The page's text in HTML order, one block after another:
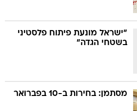
"ישראל מונעת פיתוח פלסטיני
בשטחי הגדה"
מסתמן: בחירות ב-10 בפברואר